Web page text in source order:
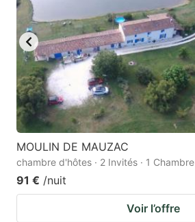
MOULIN DE MAUZAC
chambre d'hôtes · 2 Invités · 1 Chambre
91 € /nuit
Voir l’offre